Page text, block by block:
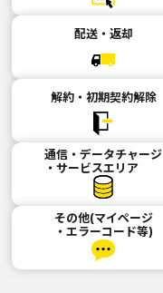
配送・返却
解約・初期契約解除
通信・データチャージ
・サービスエリア
その他(マイページ
・エラーコード等)